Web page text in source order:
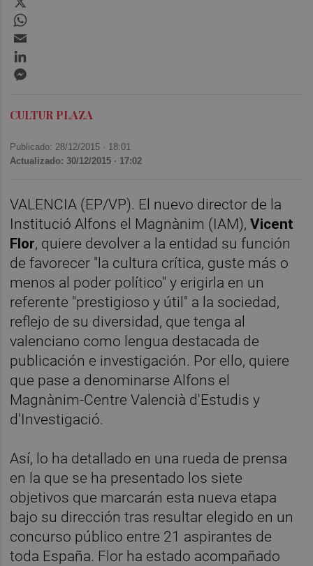
CULTUR PLAZA
Publicado: 28/12/2015 · 18:01
Actualizado: 30/12/2015 · 17:02
VALENCIA (EP/VP). El nuevo director de la
Institució Alfons el Magnànim (IAM),Vicent
Flor, quiere devolver a la entidad su función
de favorecer "la cultura crítica, guste más o
menos al poder político" y erigirla en un
referente "prestigioso y útil" a la sociedad,
reflejo de su diversidad, que tenga al
valenciano como lengua destacada de
publicación e investigación. Por ello, quiere
que pase a denominarse Alfons el
Magnànim-Centre Valencià d'Estudis y
d'Investigació.
Así, lo ha detallado en una rueda de prensa
en la que se ha presentado los siete
objetivos que marcarán esta nueva etapa
bajo su dirección tras resultar elegido en un
concurso público entre 21 aspirantes de
toda España. Flor ha estado acompañado